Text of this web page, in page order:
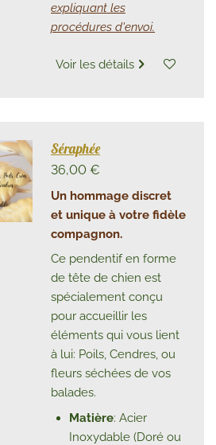
expliquant les
procédures d'envoi.
Voir les détails
Séraphée
36,00 €
Un hommage discret
et unique à votre fidèle
compagnon.
Ce pendentif en forme
de tête de chien est
spécialement conçu
pour accueillir les
éléments qui vous lient
à lui: Poils, Cendres, ou
fleurs séchées de vos
balades.
Matière: Acier
Inoxydable (Doré ou